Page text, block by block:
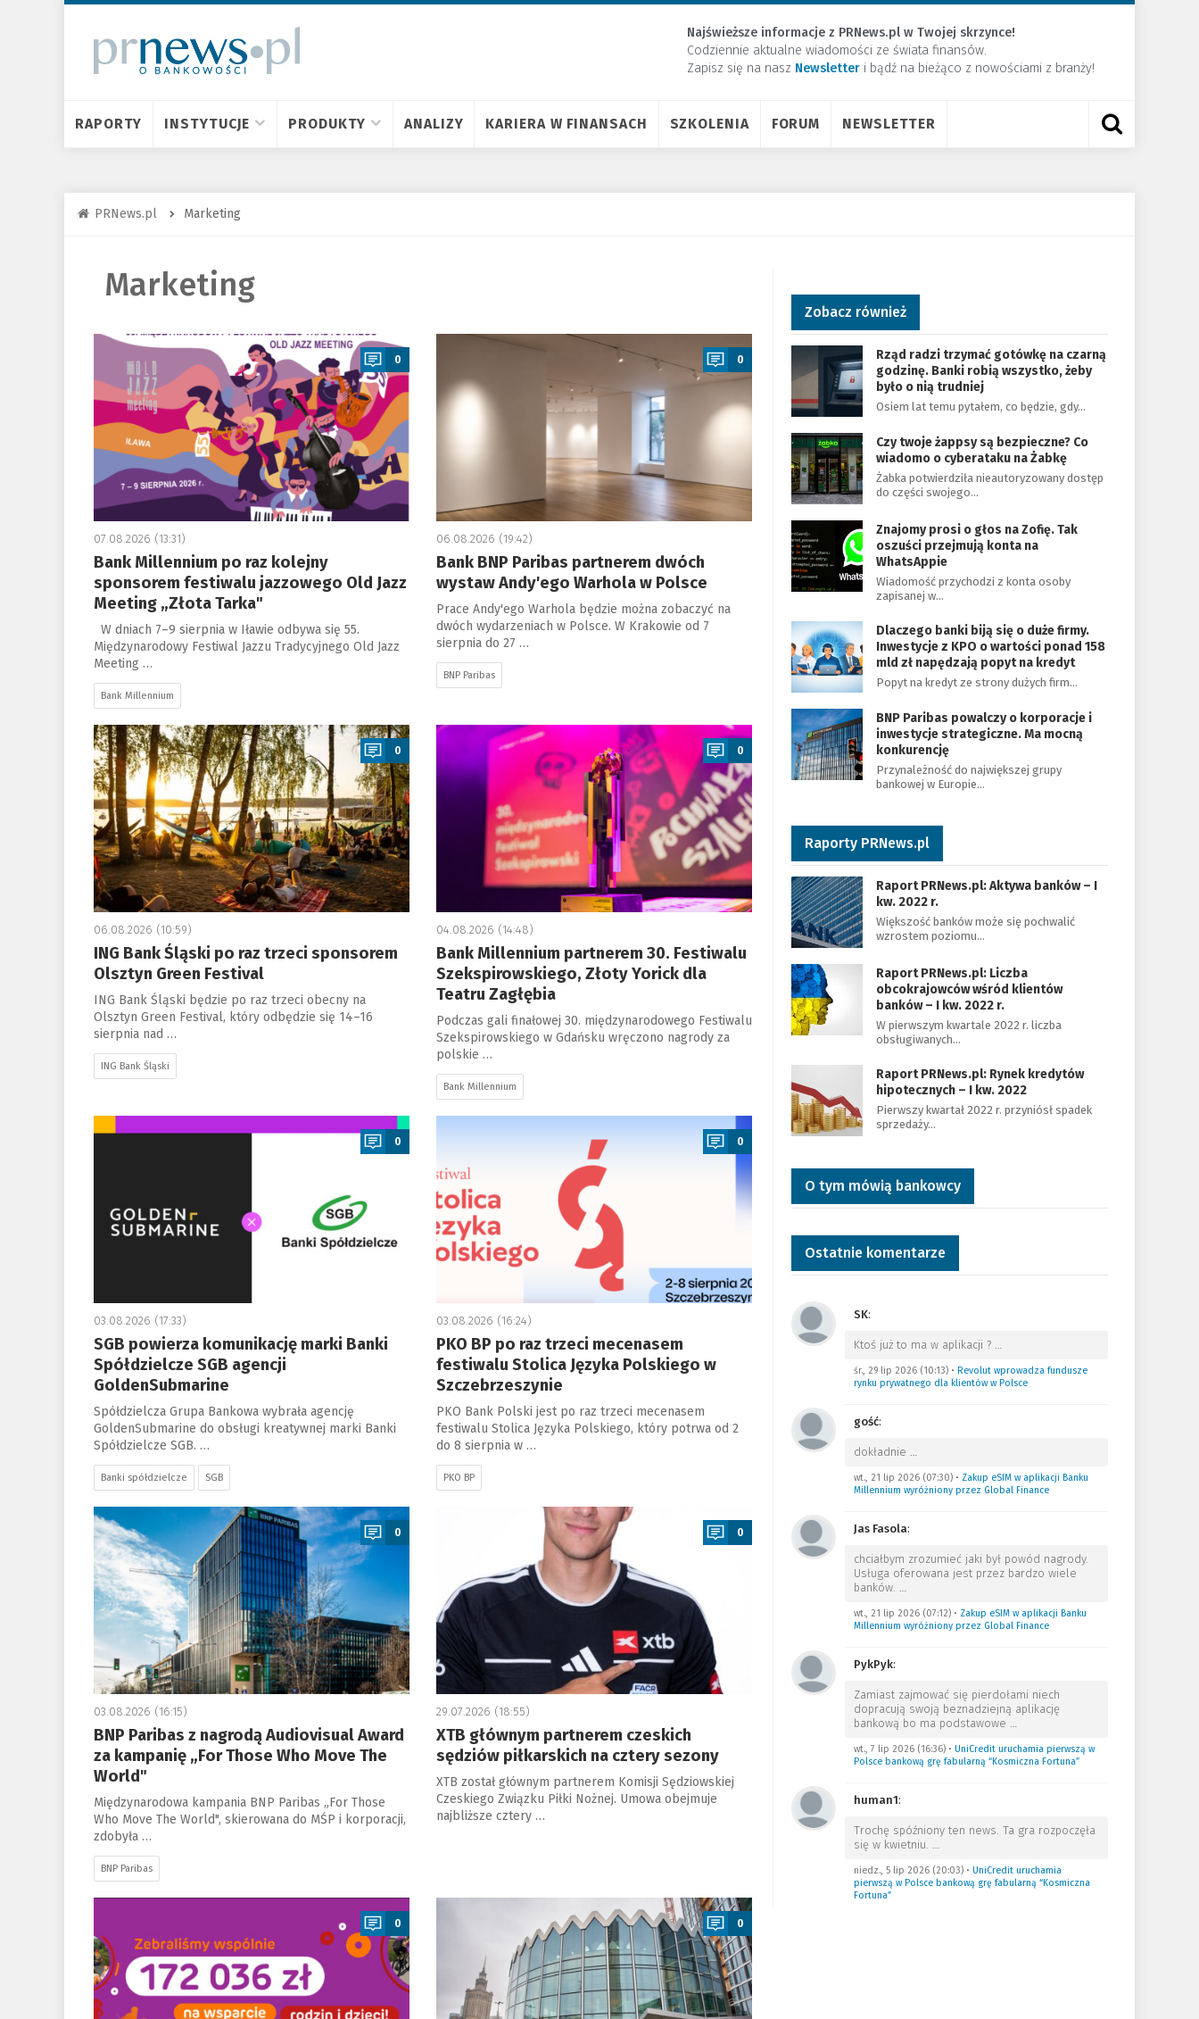
Najświeższe informacje z PRNews.pl w Twojej skrzynce!
Codziennie aktualne wiadomości ze świata finansów.
Zapisz się na nasz Newsletter ​i bądź na bieżąco z nowościami z branży!
RAPORTY INSTYTUCJE PRODUKTY ANALIZY KARIERA W FINANSACH SZKOLENIA FORUM NEWSLETTER
PRNews.pl Marketing
Marketing
a
0
07.08.2026 (13:31)
Bank Millennium po raz kolejny
sponsorem festiwalu jazzowego Old Jazz
Meeting „Złota Tarka"
W dniach 7–9 sierpnia w Iławie odbywa się 55.
Międzynarodowy Festiwal Jazzu Tradycyjnego Old Jazz
Meeting …
Bank Millennium
a
0
06.08.2026 (19:42)
Bank BNP Paribas partnerem dwóch
wystaw Andy'ego Warhola w Polsce
Prace Andy'ego Warhola będzie można zobaczyć na
dwóch wydarzeniach w Polsce. W Krakowie od 7
sierpnia do 27 …
BNP Paribas
a
0
06.08.2026 (10:59)
ING Bank Śląski po raz trzeci sponsorem
Olsztyn Green Festival
ING Bank Śląski będzie po raz trzeci obecny na
Olsztyn Green Festival, który odbędzie się 14–16
sierpnia nad …
ING Bank Śląski
a
0
04.08.2026 (14:48)
Bank Millennium partnerem 30. Festiwalu
Szekspirowskiego, Złoty Yorick dla
Teatru Zagłębia
Podczas gali finałowej 30. międzynarodowego Festiwalu
Szekspirowskiego w Gdańsku wręczono nagrody za
polskie …
Bank Millennium
a
0
03.08.2026 (17:33)
SGB powierza komunikację marki Banki
Spółdzielcze SGB agencji
GoldenSubmarine
Spółdzielcza Grupa Bankowa wybrała agencję
GoldenSubmarine do obsługi kreatywnej marki Banki
Spółdzielcze SGB. …
Banki spółdzielcze SGB
a
0
03.08.2026 (16:24)
PKO BP po raz trzeci mecenasem
festiwalu Stolica Języka Polskiego w
Szczebrzeszynie
PKO Bank Polski jest po raz trzeci mecenasem
festiwalu Stolica Języka Polskiego, który potrwa od 2
do 8 sierpnia w …
PKO BP
a
0
03.08.2026 (16:15)
BNP Paribas z nagrodą Audiovisual Award
za kampanię „For Those Who Move The
World"
Międzynarodowa kampania BNP Paribas „For Those
Who Move The World", skierowana do MŚP i korporacji,
zdobyła …
BNP Paribas
0
29.07.2026 (18:55)
XTB głównym partnerem czeskich
sędziów piłkarskich na cztery sezony
XTB został głównym partnerem Komisji Sędziowskiej
Czeskiego Związku Piłki Nożnej. Umowa obejmuje
najbliższe cztery …
a
0
a
0
Zobacz również
Rząd radzi trzymać gotówkę na czarną
godzinę. Banki robią wszystko, żeby
było o nią trudniej
Osiem lat temu pytałem, co będzie, gdy…
Czy twoje żappsy są bezpieczne? Co
wiadomo o cyberataku na Żabkę
Żabka potwierdziła nieautoryzowany dostęp
do części swojego…
Znajomy prosi o głos na Zofię. Tak
oszuści przejmują konta na
WhatsAppie
Wiadomość przychodzi z konta osoby
zapisanej w…
Dlaczego banki biją się o duże firmy.
Inwestycje z KPO o wartości ponad 158
mld zł napędzają popyt na kredyt
Popyt na kredyt ze strony dużych firm…
BNP Paribas powalczy o korporacje i
inwestycje strategiczne. Ma mocną
konkurencję
Przynależność do największej grupy
bankowej w Europie…
Raporty PRNews.pl
Raport PRNews.pl: Aktywa banków – I
kw. 2022 r.
Większość banków może się pochwalić
wzrostem poziomu…
Raport PRNews.pl: Liczba
obcokrajowców wśród klientów
banków – I kw. 2022 r.
W pierwszym kwartale 2022 r. liczba
obsługiwanych…
Raport PRNews.pl: Rynek kredytów
hipotecznych – I kw. 2022
Pierwszy kwartał 2022 r. przyniósł spadek
sprzedaży…
O tym mówią bankowcy
Ostatnie komentarze
SK:
Ktoś już to ma w aplikacji ? …
śr., 29 lip 2026 (10:13)• Revolut wprowadza fundusze
rynku prywatnego dla klientów w Polsce
gość:
dokładnie …
wt., 21 lip 2026 (07:30)• Zakup eSIM w aplikacji Banku
Millennium wyróżniony przez Global Finance
Jas Fasola:
chciałbym zrozumieć jaki był powód nagrody.
Usługa oferowana jest przez bardzo wiele
banków. …
wt., 21 lip 2026 (07:12)• Zakup eSIM w aplikacji Banku
Millennium wyróżniony przez Global Finance
PykPyk:
Zamiast zajmować się pierdołami niech
dopracują swoją beznadziejną aplikację
bankową bo ma podstawowe …
wt., 7 lip 2026 (16:36)• UniCredit uruchamia pierwszą w
Polsce bankową grę fabularną “Kosmiczna Fortuna”
human1:
Trochę spóźniony ten news. Ta gra rozpoczęła
się w kwietniu. …
niedz., 5 lip 2026 (20:03)• UniCredit uruchamia
pierwszą w Polsce bankową grę fabularną “Kosmiczna
Fortuna”